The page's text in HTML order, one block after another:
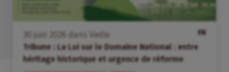
FR
juin dans
Veille
Tribune : La Loi sur le Domaine National : entre
héritage historique et urgence de réforme